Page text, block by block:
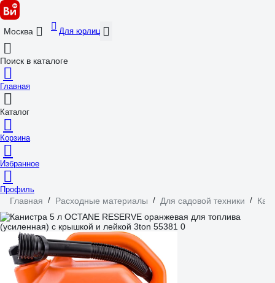
Москва Для юрлиц
Поиск в каталоге
Главная
Каталог
Корзина
Избранное
Профиль
Главная / Расходные материалы / Для садовой техники /